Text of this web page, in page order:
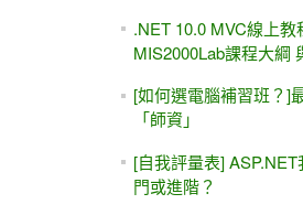
.NET 10.0 MVC線上教
MIS2000Lab課程大綱
[如何選電腦補習班？]
「師資」
[自我評量表]
門或進階？